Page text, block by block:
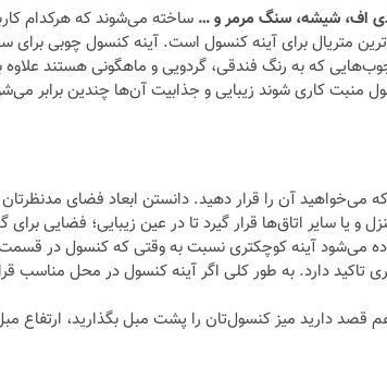
دی اف، شیشه، سنگ مرمر و … ساخته می‌شوند که هرکدام
متریال برای آینه کنسول است. آینه کنسول چوبی برای
که به رنگ فندقی، گردویی و ماهگونی هستند علاوه
منبت کاری شوند زیبایی و جذابیت آن‌ها چندین برابر
می‌خواهید آن را قرار دهید. دانستن ابعاد فضای
سایر اتاق‌ها قرار گیرد تا در عین زیبایی؛ فضایی برای
می‌شود آینه کوچکتری نسبت به وقتی که کنسول در
تاکید دارد. به طور کلی اگر آینه کنسول در محل مناسب
دارید میز کنسول‌تان را پشت مبل بگذارید، ارتفاع مبل